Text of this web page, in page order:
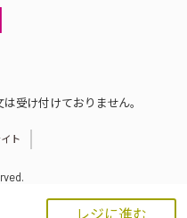
レジに進む
受け付けておりません。
ト